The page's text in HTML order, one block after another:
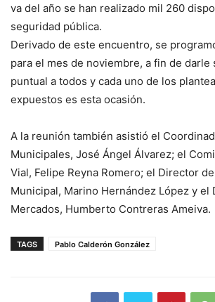
va del año se han realizado mil 260
seguridad pública.
Derivado de este encuentro, se
para el mes de noviembre, a fin de darle
puntual a todos y cada uno de los
expuestos es esta ocasión.
A la reunión también asistió el
Municipales, José Ángel Álvarez; el
Vial, Felipe Reyna Romero; el Director
Municipal, Marino Hernández López y el
Mercados, Humberto Contreras Ameiva.
TAGS Pablo Calderón González